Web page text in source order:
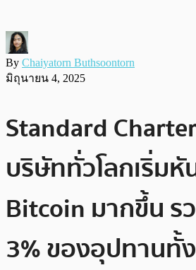
By Chaiyatorn Buthsoontorn
มิถุนายน 4, 2025
Standard
บริษัททั่วโลกเริ่ม
Bitcoin มากขึ้น ร
3% ของอุปทานทั้